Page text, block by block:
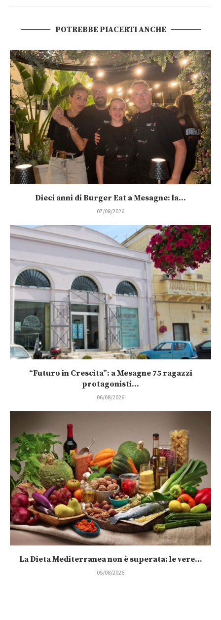
POTREBBE PIACERTI ANCHE
Dieci anni di Burger Eat a Mesagne: la...
07/08/2026
“Futuro in Crescita”: a Mesagne 75 ragazzi
protagonisti...
06/08/2026
La Dieta Mediterranea non è superata: le vere...
05/08/2026